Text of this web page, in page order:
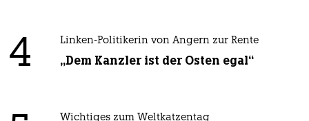
4 Linken-Politikerin von Angern zur Rente
„Dem Kanzler ist der Osten egal“
Wichtiges zum Weltkatzentag